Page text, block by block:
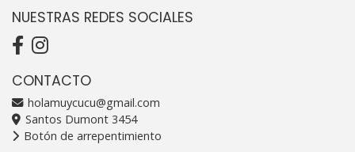
NUESTRAS REDES SOCIALES
CONTACTO
holamuycucu@gmail.com
Santos Dumont 3454
Botón de arrepentimiento